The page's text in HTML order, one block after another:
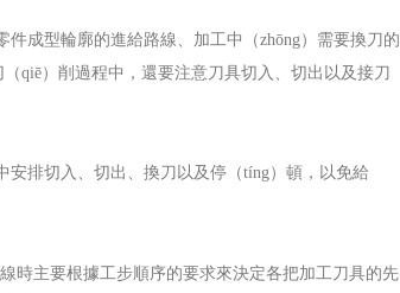
成型輪廓的進給路線、加工中（zhōng）需要換刀的
qiē）削過程中，還要注意刀具切入、切出以及接刀
安排切入、切出、換刀以及停（tíng）頓，以免給
時主要根據工步順序的要求來決定各把加工刀具的先